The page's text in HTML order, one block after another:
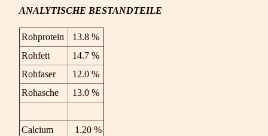
ANALYTISCHE BESTANDTEILE
Rohprotein
13.8 %
Rohfett
14.7 %
Rohfaser
12.0 %
Rohasche
13.0 %
Calcium
1.20 %